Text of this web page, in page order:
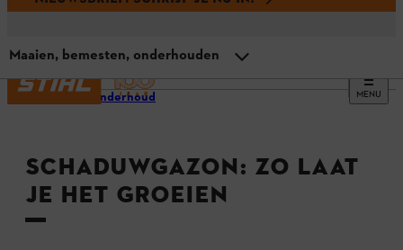
MENU
Gazononderhoud
SCHADUWGAZON: ZO LAAT
JE HET GROEIEN
Maaien, bemesten, onderhouden
Wat is een schaduwgazon?
Voorwaarden